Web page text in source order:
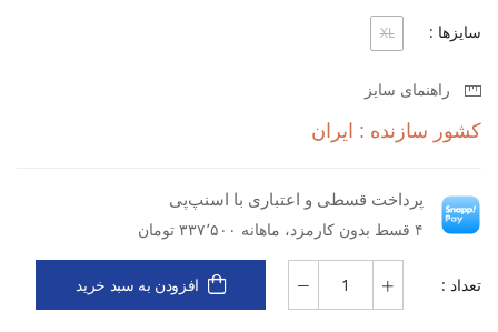
سایزها : XL
راهنمای سایز
کشور سازنده : ایران
پرداخت قسطی و اعتباری با اسنپ‌پی
۴ قسط بدون کارمزد، ماهانه ۳۳۷٬۵۰۰ تومان
تعداد : افزودن به سبد خرید